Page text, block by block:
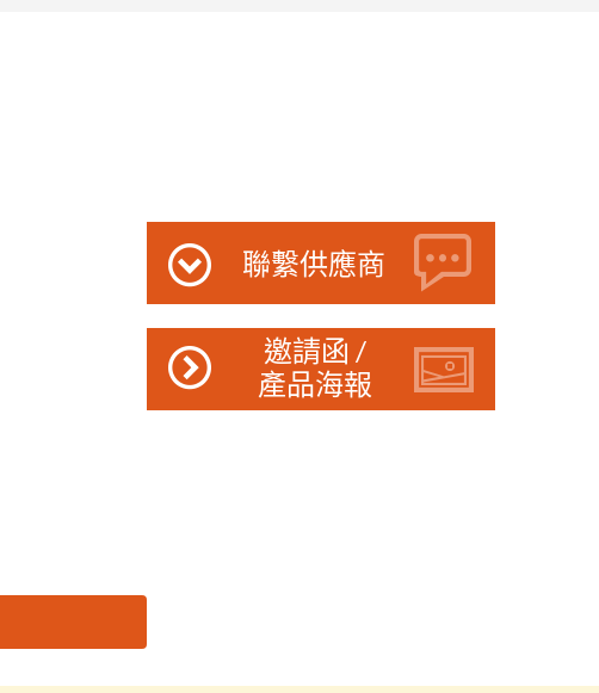
聯繫供應商
邀請函 /
產品海報